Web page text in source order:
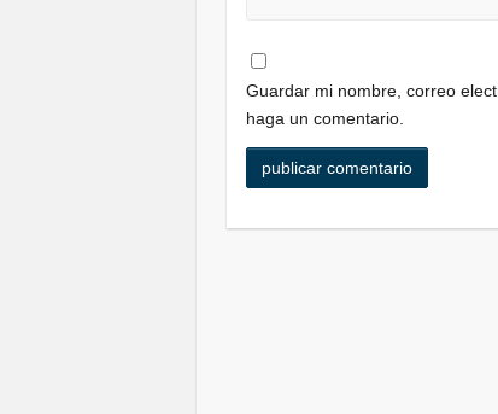
Guardar mi nombre, correo
haga un comentario.